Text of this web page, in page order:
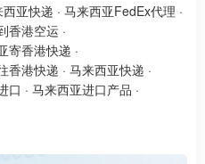
亚快递 · 马来西亚FedEx代理 ·
香港空运 ·
寄香港快递 ·
香港快递 · 马来西亚快递 ·
口 · 马来西亚进口产品 ·